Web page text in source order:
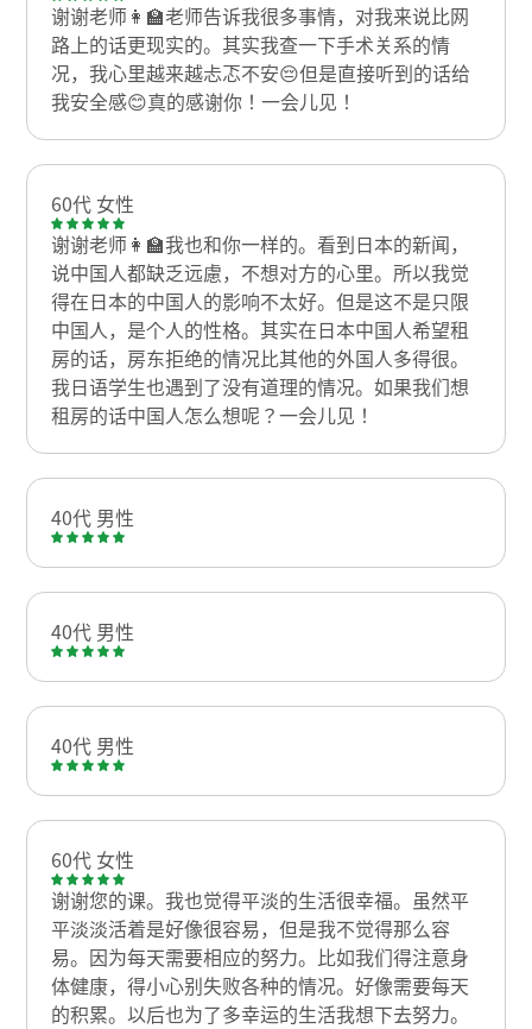
谢谢老师👩‍🏫老师告诉我很多事情，对我来说比网
路上的话更现实的。其实我查一下手术关系的情
况，我心里越来越忐忑不安😔但是直接听到的话给
我安全感😊真的感谢你！一会儿见！
60代 女性
谢谢老师👩‍🏫我也和你一样的。看到日本的新闻，
说中国人都缺乏远慮，不想对方的心里。所以我觉
得在日本的中国人的影响不太好。但是这不是只限
中国人，是个人的性格。其实在日本中国人希望租
房的话，房东拒绝的情况比其他的外国人多得很。
我日语学生也遇到了没有道理的情况。如果我们想
租房的话中国人怎么想呢？一会儿见！
40代 男性
40代 男性
40代 男性
60代 女性
谢谢您的课。我也觉得平淡的生活很幸福。虽然平
平淡淡活着是好像很容易，但是我不觉得那么容
易。因为每天需要相应的努力。比如我们得注意身
体健康，得小心别失败各种的情况。好像需要每天
的积累。以后也为了多幸运的生活我想下去努力。